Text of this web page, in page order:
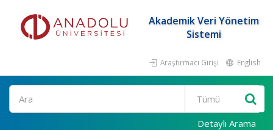
Akademik Veri Yönetim
Sistemi
Araştırmacı Girişi English
Ara
Detaylı Arama